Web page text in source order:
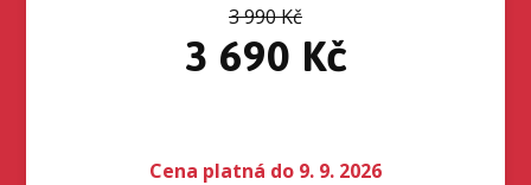
3 990 Kč
3 690 Kč
Cena platná do 9. 9. 2026